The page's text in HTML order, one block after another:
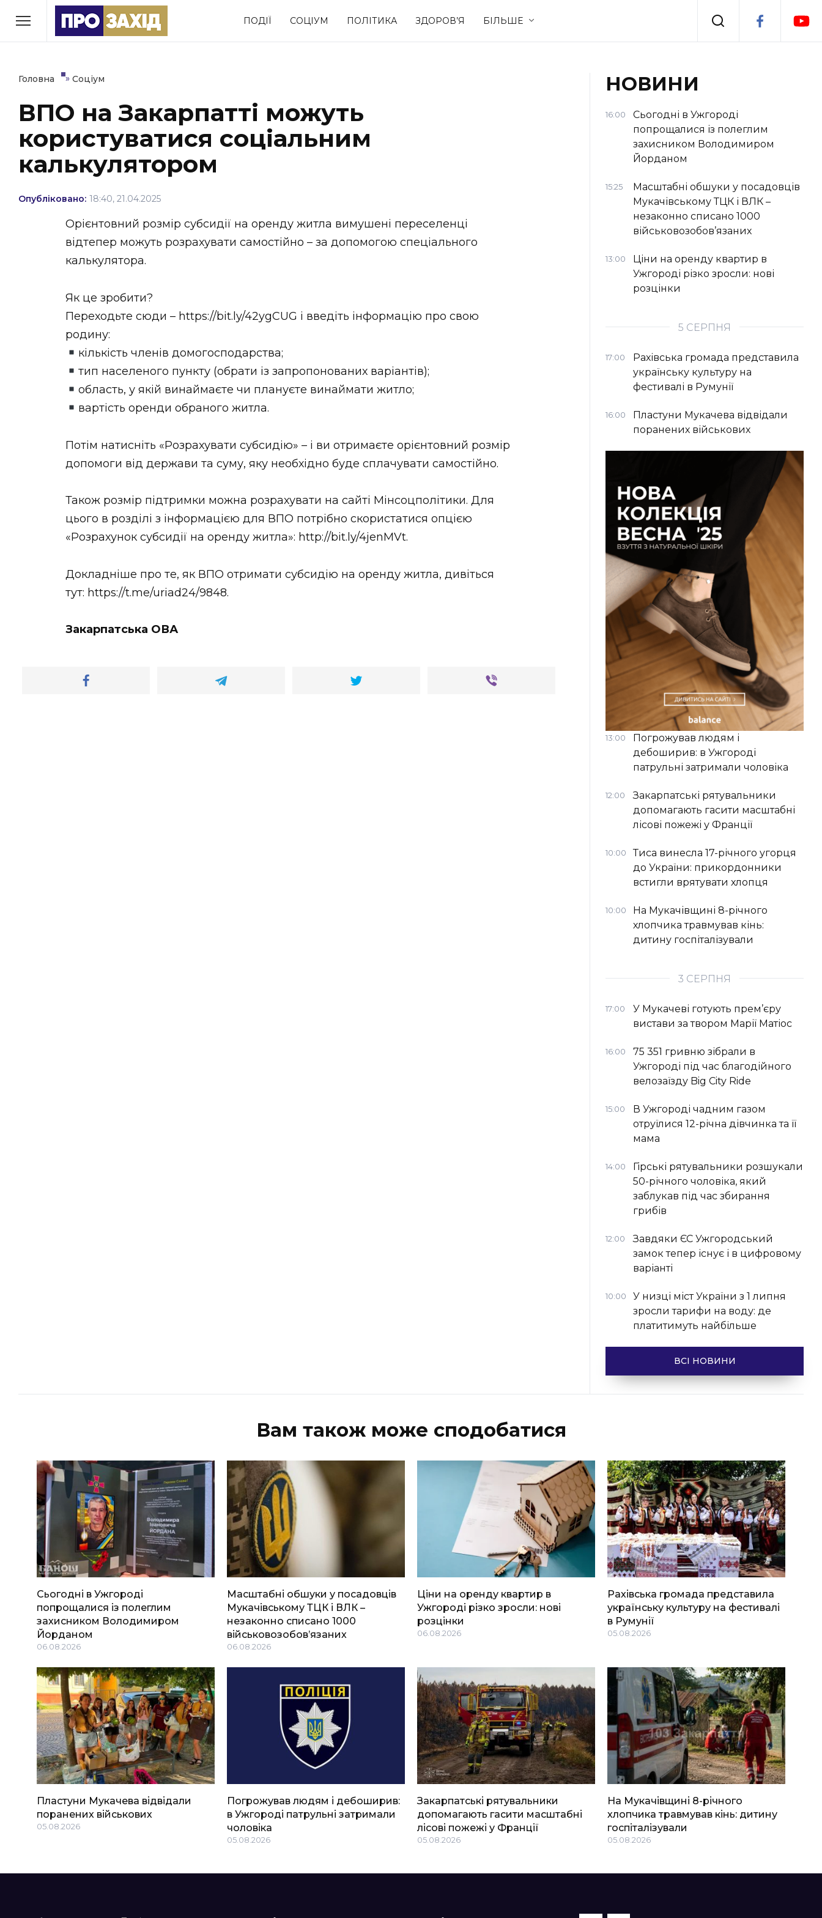
ПОДІЇ СОЦІУМ ПОЛІТИКА ЗДОРОВ’Я БІЛЬШЕ
РУБРИКИ
Економіка Події
Політика Соціум Спорт
Втрачений Ужгород
(відеоверсія)
ЗАКАРПАТСЬКІ НОВИНИ
ФОТО
ВІДЕО
Головна » Соціум
ВПО на Закарпатті можуть
користуватися соціальним
калькулятором
Опубліковано: 18:40, 21.04.2025
Орієнтовний розмір субсидії на оренду житла вимушені переселенці
відтепер можуть розрахувати самостійно – за допомогою спеціального
калькулятора.
Як це зробити?
Переходьте сюди – https://bit.ly/42ygCUG і введіть інформацію про свою
родину:
кількість членів домогосподарства;
тип населеного пункту (обрати із запропонованих варіантів);
область, у якій винаймаєте чи плануєте винаймати житло;
вартість оренди обраного житла.
Потім натисніть «Розрахувати субсидію» – і ви отримаєте орієнтовний розмір
допомоги від держави та суму, яку необхідно буде сплачувати самостійно.
Також розмір підтримки можна розрахувати на сайті Мінсоцполітики. Для
цього в розділі з інформацією для ВПО потрібно скористатися опцією
«Розрахунок субсидії на оренду житла»: http://bit.ly/4jenMVt.
Докладніше про те, як ВПО отримати субсидію на оренду житла, дивіться
тут: https://t.me/uriad24/9848.
Закарпатська ОВА
НОВИНИ
16:00
Сьогодні в Ужгороді
попрощалися із полеглим
захисником Володимиром
Йорданом
15:25
Масштабні обшуки у посадовців
Мукачівському ТЦК і ВЛК –
незаконно списано 1000
військовозобов’язаних
13:00
Ціни на оренду квартир в
Ужгороді різко зросли: нові
розцінки
5 СЕРПНЯ
17:00
Рахівська громада представила
українську культуру на
фестивалі в Румунії
16:00
Пластуни Мукачева відвідали
поранених військових
13:00
Погрожував людям і
дебоширив: в Ужгороді
патрульні затримали чоловіка
12:00
Закарпатські рятувальники
допомагають гасити масштабні
лісові пожежі у Франції
10:00
Тиса винесла 17-річного угорця
до України: прикордонники
встигли врятувати хлопця
10:00
На Мукачівщині 8-річного
хлопчика травмував кінь:
дитину госпіталізували
3 СЕРПНЯ
17:00
У Мукачеві готують прем’єру
вистави за твором Марії Матіос
16:00
75 351 гривню зібрали в
Ужгороді під час благодійного
велозаїзду Big Сity Ride
15:00
В Ужгороді чадним газом
отруїлися 12-річна дівчинка та її
мама
14:00
Гірські рятувальники розшукали
50-річного чоловіка, який
заблукав під час збирання
грибів
12:00
Завдяки ЄС Ужгородський
замок тепер існує і в цифровому
варіанті
10:00
У низці міст України з 1 липня
зросли тарифи на воду: де
платитимуть найбільше
ВСІ НОВИНИ
Вам також може сподобатися
Сьогодні в Ужгороді
попрощалися із полеглим
захисником Володимиром
Йорданом
06.08.2026
Масштабні обшуки у посадовців
Мукачівському ТЦК і ВЛК –
незаконно списано 1000
військовозобов’язаних
06.08.2026
Ціни на оренду квартир в
Ужгороді різко зросли: нові
розцінки
06.08.2026
Рахівська громада представила
українську культуру на фестивалі
в Румунії
05.08.2026
Пластуни Мукачева відвідали
поранених військових
05.08.2026
Погрожував людям і дебоширив:
в Ужгороді патрульні затримали
чоловіка
05.08.2026
Закарпатські рятувальники
допомагають гасити масштабні
лісові пожежі у Франції
05.08.2026
На Мукачівщині 8-річного
хлопчика травмував кінь: дитину
госпіталізували
05.08.2026